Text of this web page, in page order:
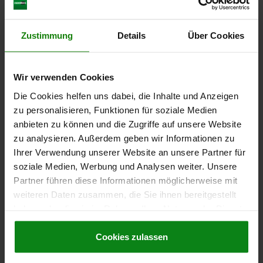
Zustimmung Details Über Cookies
Wir verwenden Cookies
Die Cookies helfen uns dabei, die Inhalte und Anzeigen
zu personalisieren, Funktionen für soziale Medien
anbieten zu können und die Zugriffe auf unsere Website
zu analysieren. Außerdem geben wir Informationen zu
Ihrer Verwendung unserer Website an unsere Partner für
soziale Medien, Werbung und Analysen weiter. Unsere
Partner führen diese Informationen möglicherweise mit
weiteren Daten zusammen, die Sie ihnen bereitgestellt
gesammelt haben.Cookie Richtlinien
Datenschutz|AGB
Cookies zulassen
ou M3 (à six pans creux, tête basse)
D'autres clients ont
également acheté
NOUVEAU
pour
03192-03
Douilles de logement pour goupille d'arrêt